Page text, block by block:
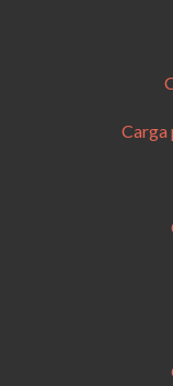
Carga